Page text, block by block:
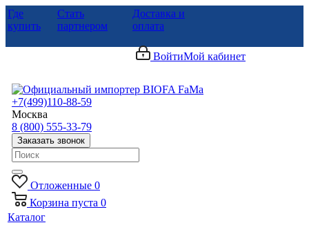
Где
купить
Стать
партнером
Доставка и
оплата
ВойтиМой кабинет
+7(499)110-88-59
Москва
8 (800) 555-33-79
Заказать звонок
Отложенные 0
Корзина пуста 0
Каталог